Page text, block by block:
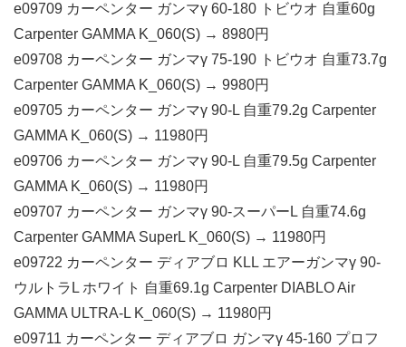
e09709 カーペンター ガンマγ 60-180 トビウオ 自重60g
Carpenter GAMMA K_060(S) → 8980円
e09708 カーペンター ガンマγ 75-190 トビウオ 自重73.7g
Carpenter GAMMA K_060(S) → 9980円
e09705 カーペンター ガンマγ 90-L 自重79.2g Carpenter
GAMMA K_060(S) → 11980円
e09706 カーペンター ガンマγ 90-L 自重79.5g Carpenter
GAMMA K_060(S) → 11980円
e09707 カーペンター ガンマγ 90-スーパーL 自重74.6g
Carpenter GAMMA SuperL K_060(S) → 11980円
e09722 カーペンター ディアブロ KLL エアーガンマγ 90-
ウルトラL ホワイト 自重69.1g Carpenter DIABLO Air
GAMMA ULTRA-L K_060(S) → 11980円
e09711 カーペンター ディアブロ ガンマγ 45-160 プロフ